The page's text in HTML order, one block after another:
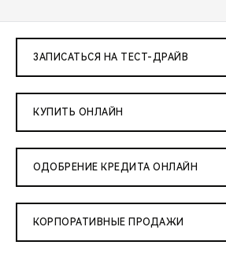
ЗАПИСАТЬСЯ НА ТЕСТ-ДРАЙВ
КУПИТЬ ОНЛАЙН
ОДОБРЕНИЕ КРЕДИТА ОНЛАЙН
КОРПОРАТИВНЫЕ ПРОДАЖИ